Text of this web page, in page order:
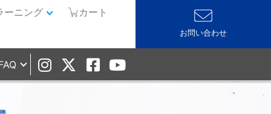
カート
ーニング
お問い合わせ